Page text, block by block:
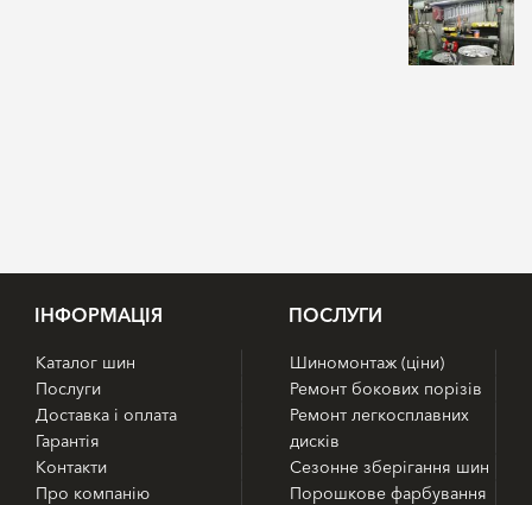
IНФОРМАЦІЯ
Каталог шин
Послуги
Доставка і оплата
Гарантія
Контакти
Про компанію
ПОСЛУГИ
Шиномонтаж (ціни)
Ремонт бокових порізів
Ремонт легкосплавних
дисків
Сезонне зберігання шин
Порошкове фарбування